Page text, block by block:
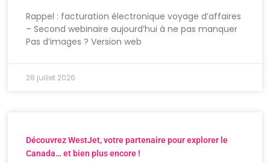
Rappel : facturation électronique voyage d’affaires
– Second webinaire aujourd’hui à ne pas manquer
Pas d’images ? Version web
28 juillet 2026
Découvrez WestJet, votre partenaire pour explorer le
Canada… et bien plus encore !